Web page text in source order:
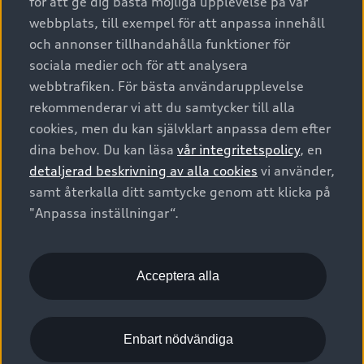
Harmonized Light Vehicles Test Procedure (WLTP). För mer
information om WLTP, besök
www.audi.se/wltp
I fall där förbruknings- och utsläppsvärden anges som ett
spann, refererar dessa inte till ett visst individuellt fordon. De
är uteslutande avsedda som ett medel för jämförelse mellan
olika bilmodeller. Tillvalsutrustning och tillbehör (till exempel
olika däckdimensioner etc.) kan ändra relevanta
fordonsparametrar såsom vikt, rullmotstånd och
aerodynamik. Detta kan påverka förbrukningen,
elförbrukning, koldioxidutsläpp, räckvidd och fordonets
förbrukningen och mängden koldioxidutsläpp. Koldioxid är en
av de växthusgaser som bidrar mest till växthuseffekten.
Angiven räckvidd är ett värde ”upp till” och i enlighet med
WLTP-körcykeln. Värdet påverkas av olika faktorer såsom
webbplats, till exempel för att anpassa innehåll
och annonser tillhandahålla funktioner för
sociala medier och för att analysera
webbtrafiken. För bästa användarupplevelse
rekommenderar vi att du samtycker till alla
cookies, men du kan självklart anpassa dem efter
dina behov. Du kan läsa vår integritetspolicy, en
detaljerad beskrivning av alla cookies vi använder,
samt återkalla ditt samtycke genom att klicka på
"Anpassa inställningar“.
Acceptera alla
Enbart nödvändiga